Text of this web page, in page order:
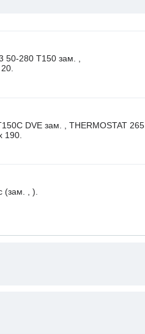
280 T150 зам. ,
DVE зам. , THERMOSTAT 265
190.
(зам. , ).